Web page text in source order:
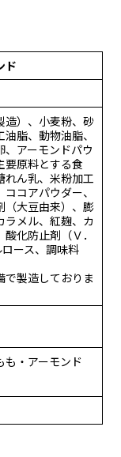
ド
造）、小麦粉、砂
脂、動物油脂、
アーモンドパウ
要原料とする食
れん乳、米粉加工
コアパウダー、
（大豆由来）、膨
ラメル、紅麹、カ
化防止剤（Ｖ．
ース、調味料
製造しておりま
も・アーモンド